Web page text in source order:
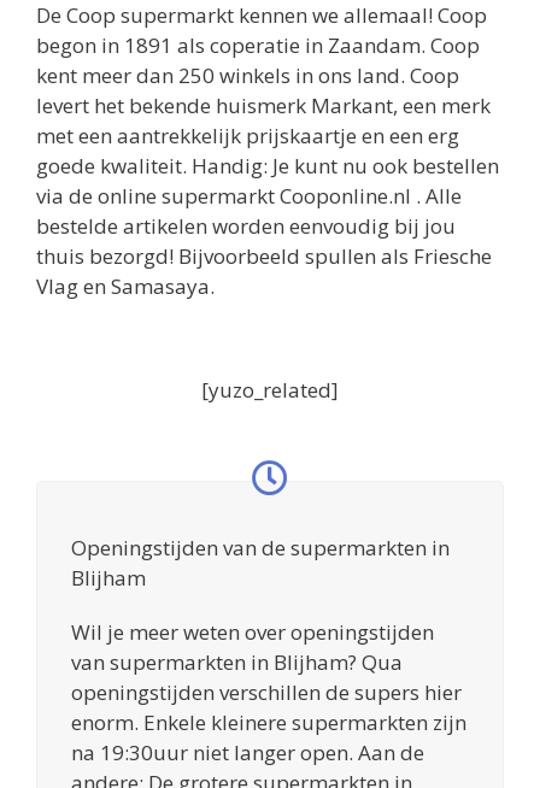
De Coop supermarkt kennen we allemaal! Coop
begon in 1891 als coperatie in Zaandam. Coop
kent meer dan 250 winkels in ons land. Coop
levert het bekende huismerk Markant, een merk
met een aantrekkelijk prijskaartje en een erg
goede kwaliteit. Handig: Je kunt nu ook bestellen
via de online supermarkt Cooponline.nl . Alle
bestelde artikelen worden eenvoudig bij jou
thuis bezorgd! Bijvoorbeeld spullen als Friesche
Vlag en Samasaya.
[yuzo_related]
Openingstijden van de supermarkten in
Blijham
Wil je meer weten over openingstijden
van supermarkten in Blijham? Qua
openingstijden verschillen de supers hier
enorm. Enkele kleinere supermarkten zijn
na 19:30uur niet langer open. Aan de